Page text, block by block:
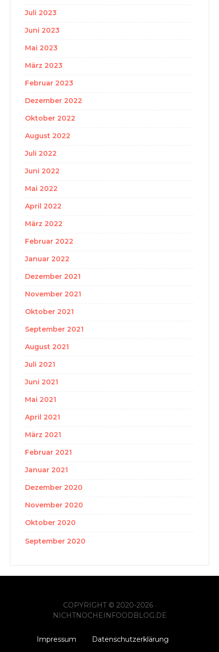
Juli 2023
Juni 2023
Mai 2023
März 2023
Februar 2023
Dezember 2022
Oktober 2022
August 2022
Juli 2022
Juni 2022
Mai 2022
April 2022
März 2022
Februar 2022
Januar 2022
Dezember 2021
November 2021
Oktober 2021
September 2021
August 2021
Juli 2021
Juni 2021
Mai 2021
April 2021
März 2021
Februar 2021
Januar 2021
Dezember 2020
November 2020
Oktober 2020
September 2020
COPYRIGHT © 2020-2026 ·
NICHTNOCHEINFOODBLOG.DE
Impressum Datenschutzerklärung